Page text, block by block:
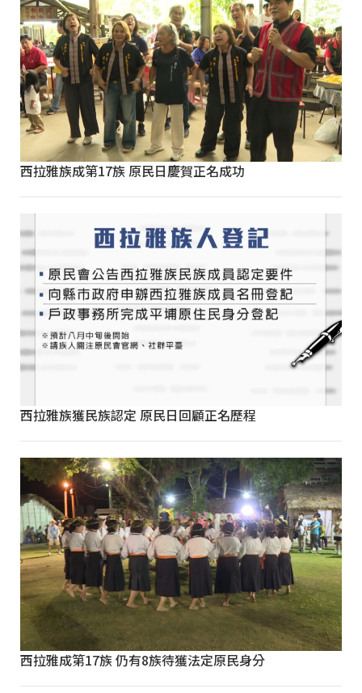
西拉雅族成第17族 原民日慶賀正名成功
西拉雅族獲民族認定 原民日回顧正名歷程
西拉雅成第17族 仍有8族待獲法定原民身分